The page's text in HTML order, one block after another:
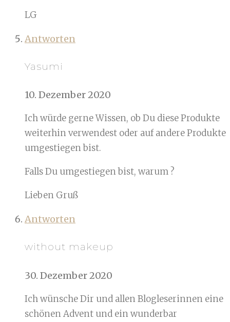
LG
Antworten
Yasumi
10. Dezember 2020
Ich würde gerne Wissen, ob Du diese Produkte
weiterhin verwendest oder auf andere Produkte
umgestiegen bist.
Falls Du umgestiegen bist, warum ?
Lieben Gruß
Antworten
without makeup
30. Dezember 2020
Ich wünsche Dir und allen Blogleserinnen eine
schönen Advent und ein wunderbar